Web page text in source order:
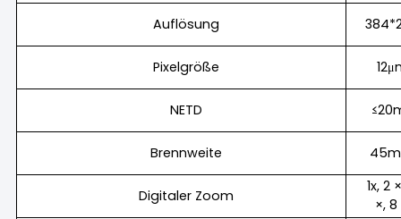
Auflösung
Pixelgröße
NETD
Brennweite
Digitaler Zoom
1x, 2
×,